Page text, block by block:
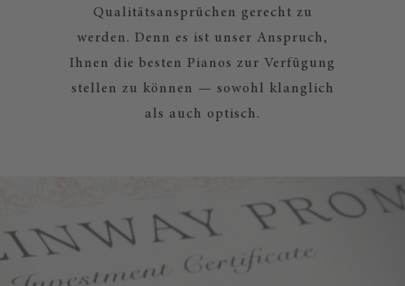
Qualitätsansprüchen gerecht zu
werden. Denn es ist unser Anspruch,
Ihnen die besten Pianos zur Verfügung
stellen zu können — sowohl klanglich
als auch optisch.